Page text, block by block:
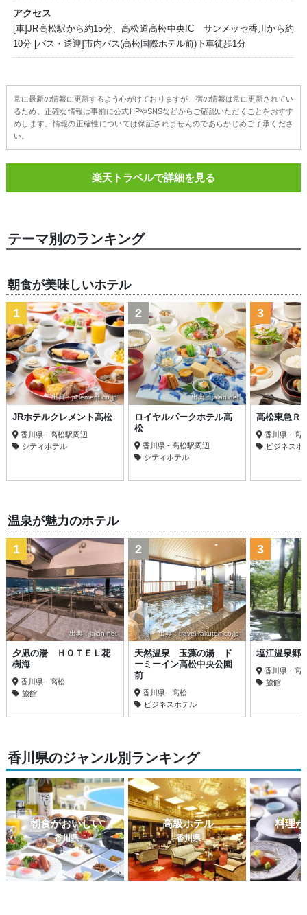
アクセス
[車]JR高松駅から約15分、高松道高松中央IC サンメッセ香川から約
10分 [バス・送迎]市内バス(高松国際ホテル前)下車徒歩1分
常に最新の情報に更新するよう心がけておりますが、宿の情報は常に更新されてい
るため、正確な情報は事前に公式HPやSNSなどからご確認いただくことをおすす
めします。情報の正確性については保証されませんのであらかじめご了承くださ
い。
楽天トラベルで詳細を見る
テーマ別のランキング
朝食が美味しいホテル
出典：jrclement.co.jp
1
JRホテルクレメント高松
香川県 - 高松駅周辺
シティホテル
出典：jalan.net
2
ロイヤルパークホテル高
松
香川県 - 高松駅周辺
シティホテル
3
高松東急Ｒ
香川県 - 高
ビジネスホ
温泉が魅力のホテル
出典：jalan.net
1
夕凪の湯 ＨＯＴＥＬ花
樹海
香川県 - 高松
旅館
出典：travel.rakuten.co.jp
2
天然温泉 玉藻の湯 ド
ーミーイン高松中央公園
前
香川県 - 高松
ビジネスホテル
3
塩江温泉郷
香川県 - 高
旅館
香川県のジャンル別ランキング
朝食がおいしい
香川県
高級ホテル
香川県
料理